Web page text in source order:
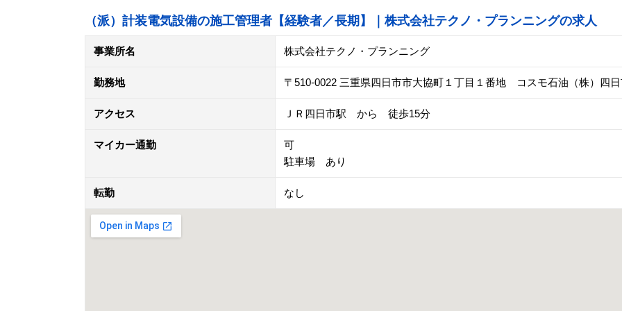
（派）計装電気設備の施工管理者【経験者／長期】｜株式会社テクノ・プランニングの求人
事業所名 株式会社テクノ・プランニング
勤務地 〒510-0022 三重県四日市市大協町１丁目１番地 コスモ石油（株）四
アクセス ＪＲ四日市駅 から 徒歩15分
マイカー通勤
可
駐車場 あり
転勤 なし